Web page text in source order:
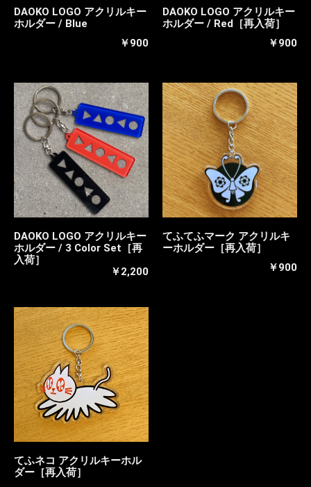
DAOKO LOGO アクリルキー
ホルダー / Blue
￥900
DAOKO LOGO アクリルキー
ホルダー / Red［再入荷］
￥900
DAOKO LOGO アクリルキー
ホルダー / 3 Color Set［再
入荷］
￥2,200
てふてふマーク アクリルキ
ーホルダー［再入荷］
￥900
てふネコ アクリルキーホル
ダー［再入荷］